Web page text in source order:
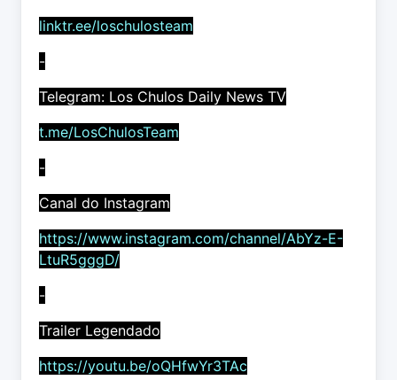
linktr.ee/loschulosteam
-
Telegram: Los Chulos Daily News TV
t.me/LosChulosTeam
-
Canal do Instagram
https://www.instagram.com/channel/AbYz-E-
LtuR5gggD/
-
Trailer Legendado
https://youtu.be/oQHfwYr3TAc